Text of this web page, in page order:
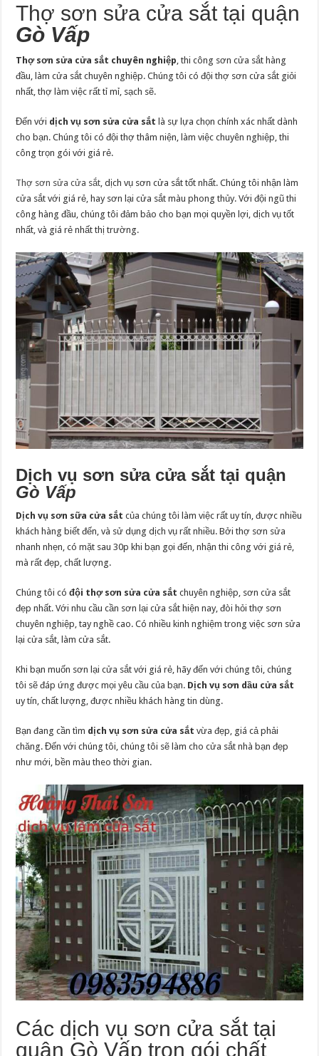
Thợ sơn sửa cửa sắt tại quận
Gò Vấp
Thợ sơn sửa cửa sắt chuyên nghiệp , thi công sơn cửa sắt hàng
đầu, làm cửa sắt chuyên nghiệp. Chúng tôi có đội thợ sơn cửa sắt giỏi
nhất, thợ làm việc rất tỉ mỉ, sạch sẽ.
Đến với dịch vụ sơn sửa cửa sắt là sự lựa chọn chính xác nhất dành
cho bạn. Chúng tôi có đội thợ thâm niện, làm việc chuyên nghiệp, thi
công trọn gói với giá rẻ.
Thợ sơn sửa cửa sắt , dịch vụ sơn cửa sắt tốt nhất. Chúng tôi nhận làm
cửa sắt với giá rẻ, hay sơn lại cửa sắt màu phong thủy. Với đội ngũ thi
công hàng đầu, chúng tôi đảm bảo cho bạn mọi quyền lợi, dịch vụ tốt
nhất, và giá rẻ nhất thị trường.
Dịch vụ sơn sửa cửa sắt tại quận
Gò Vấp
Dịch vụ sơn sữa cửa sắt của chúng tôi làm việc rất uy tín, được nhiều
khách hàng biết đến, và sử dụng dịch vụ rất nhiều. Bởi thợ sơn sửa
nhanh nhẹn, có mặt sau 30p khi bạn gọi đến, nhận thi công với giá rẻ,
mà rất đẹp, chất lượng.
Chúng tôi cóđội thợ sơn sửa cửa sắtchuyên nghiệp, sơn cửa sắt
đẹp nhất. Với nhu cầu cần sơn lại cửa sắt hiện nay, đòi hỏi thợ sơn
chuyên nghiệp, tay nghề cao. Có nhiều kinh nghiệm trong việc sơn sửa
lại cửa sắt, làm cửa sắt.
Khi bạn muốn sơn lại cửa sắt với giá rẻ, hãy đến với chúng tôi, chúng
tôi sẽ đáp ứng được mọi yêu cầu của bạn. Dịch vụ sơn dầu cửa sắt
uy tín, chất lượng, được nhiều khách hàng tin dùng.
Bạn đang cần tìm dịch vụ sơn sửa cửa sắt vừa đẹp, giá cả phải
chăng. Đến với chúng tôi, chúng tôi sẽ làm cho cửa sắt nhà bạn đẹp
như mới, bền màu theo thời gian.
Các dịch vụ sơn cửa sắt tại
quận Gò Vấp trọn gói chất